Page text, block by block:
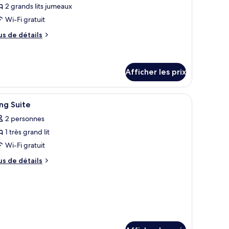
:
2 grands lits jumeaux
Wi-Fi gratuit
de détails
Afficher les prix
Comfort, coffre-fort, bureau Literie de qualité, lit avec matelas Select
10 Suite
2 personnes
1 très grand lit
Wi-Fi gratuit
de détails